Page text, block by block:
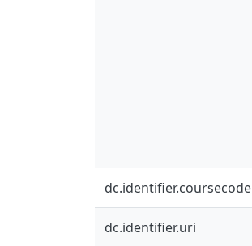
dc.identifier.coursecode
dc.identifier.uri